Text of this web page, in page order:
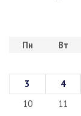
Пн
Вт
3
4
10
11